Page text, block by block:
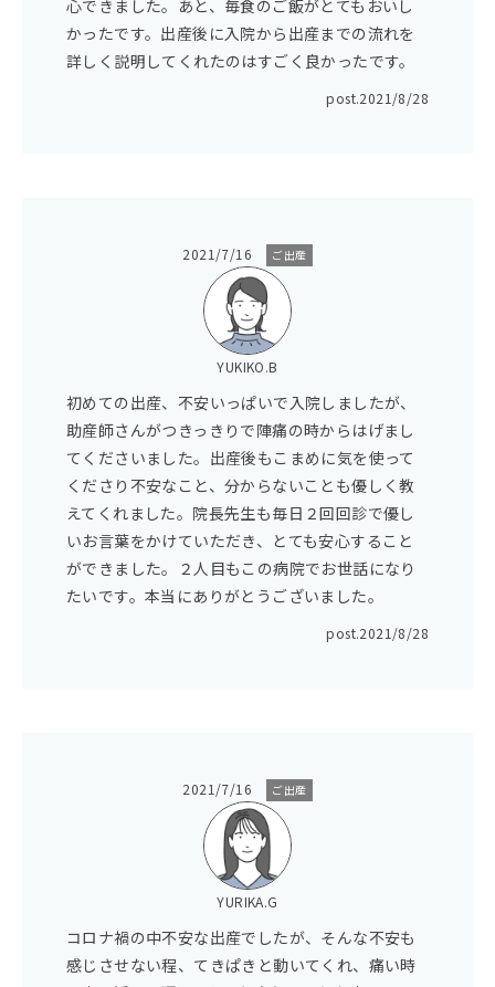
心できました。あと、毎食のご飯がとてもおいし
かったです。出産後に入院から出産までの流れを
詳しく説明してくれたのはすごく良かったです。
post.2021/8/28
2021/7/16 ご出産
YUKIKO.B
初めての出産、不安いっぱいで入院しましたが、
助産師さんがつきっきりで陣痛の時からはげまし
てくださいました。出産後もこまめに気を使って
くださり不安なこと、分からないことも優しく教
えてくれました。院長先生も毎日２回回診で優し
いお言葉をかけていただき、とても安心すること
ができました。２人目もこの病院でお世話になり
たいです。本当にありがとうございました。
post.2021/8/28
2021/7/16 ご出産
YURIKA.G
コロナ禍の中不安な出産でしたが、そんな不安も
感じさせない程、てきぱきと動いてくれ、痛い時